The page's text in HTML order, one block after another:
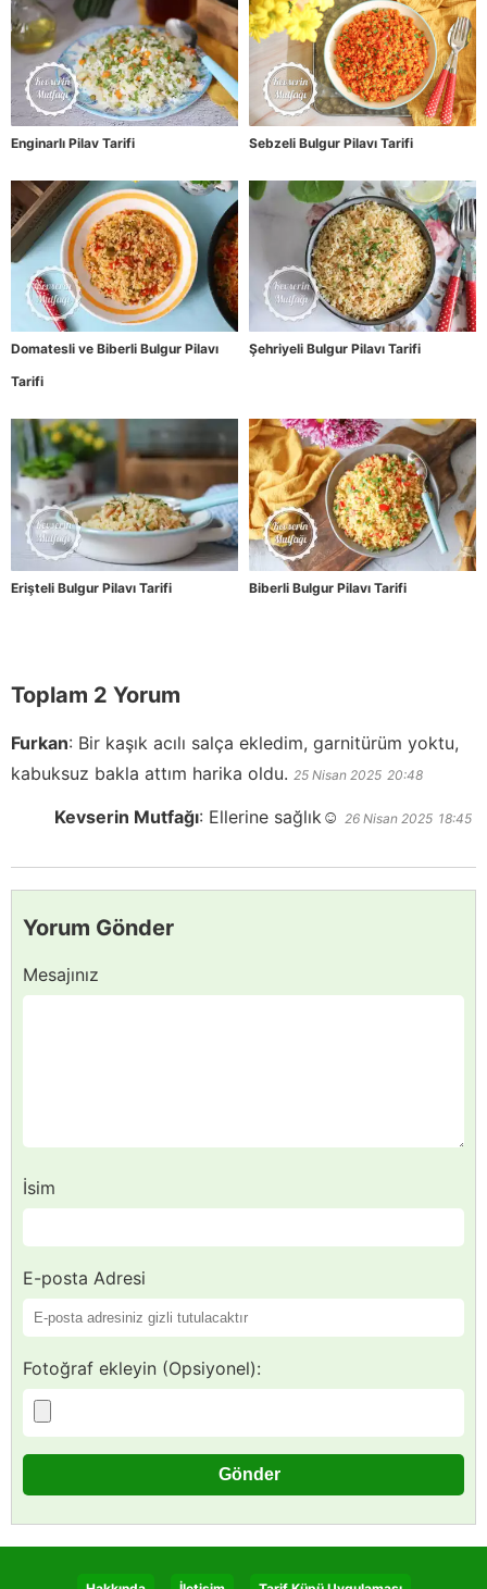
Enginarlı Pilav Tarifi Sebzeli Bulgur Pilavı Tarifi
Domatesli ve Biberli Bulgur Pilavı
Tarifi
Şehriyeli Bulgur Pilavı Tarifi
Erişteli Bulgur Pilavı Tarifi Biberli Bulgur Pilavı Tarifi
Toplam 2 Yorum
Furkan: Bir kaşık acılı salça ekledim, garnitürüm yoktu,
kabuksuz bakla attım harika oldu. 25 Nisan 2025 20:48
Kevserin Mutfağı: Ellerine sağlık☺️ 26 Nisan 2025 18:45
Yorum Gönder
Mesajınız
İsim
E-posta Adresi
Fotoğraf ekleyin (Opsiyonel):